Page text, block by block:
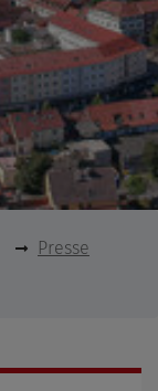
Presse